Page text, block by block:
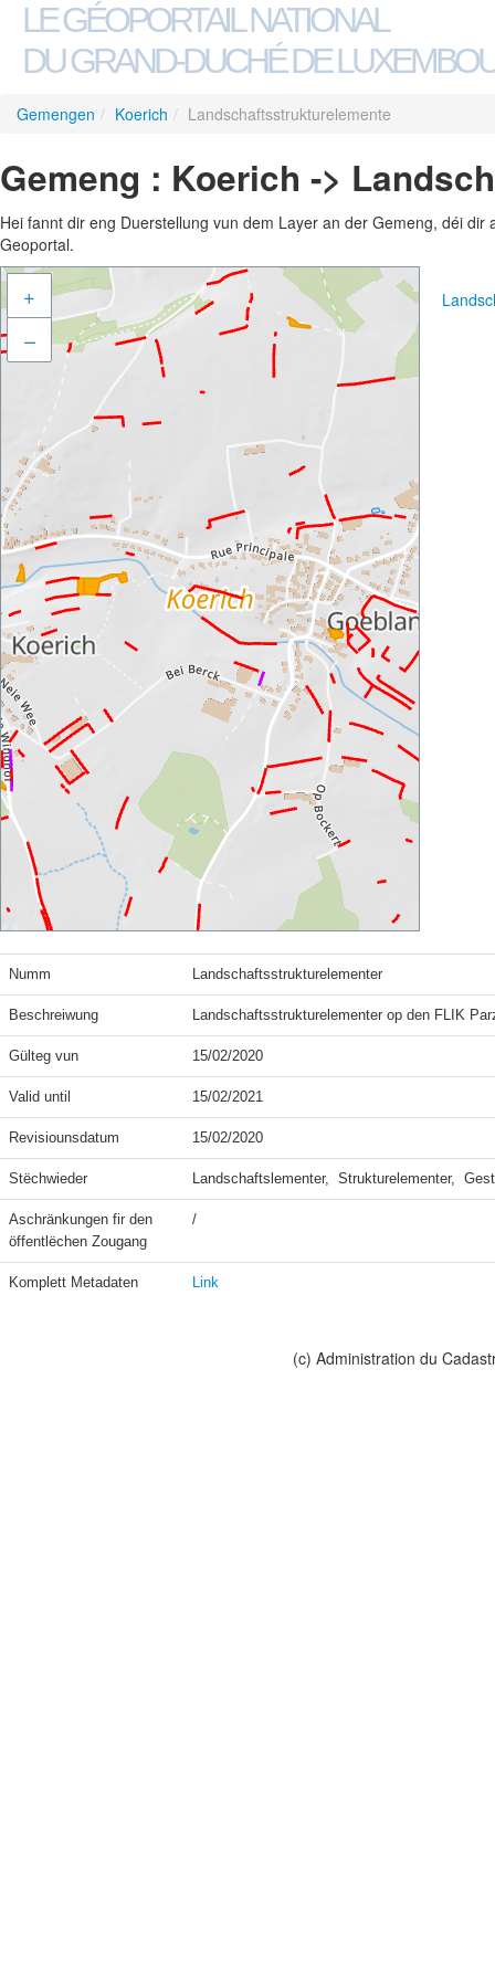
LE GÉOPORTAIL NATIONAL
DU GRAND-DUCHÉ DE
Gemengen / Koerich / Landschaftsstrukturelemente
Gemeng : Koerich ->
Hei fannt dir eng Duerstellung vun dem Layer an der Gemeng, déi
Geoportal.
+
–
Numm Landschaftsstrukturelementer
Beschreiwung Landschaftsstrukturelementer op den FLIK
Gülteg vun 15/02/2020
Valid until 15/02/2021
Revisiounsdatum 15/02/2020
Stëchwieder Landschaftslementer,  Strukturelementer,
Aschränkungen fir den
öffentlëchen Zougang
/
Komplett Metadaten Link
(c) Administration du